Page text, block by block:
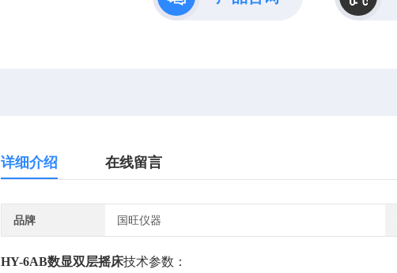
详细介绍 在线留言
品牌 国旺仪器
HY-6AB数显双层摇床技术参数：